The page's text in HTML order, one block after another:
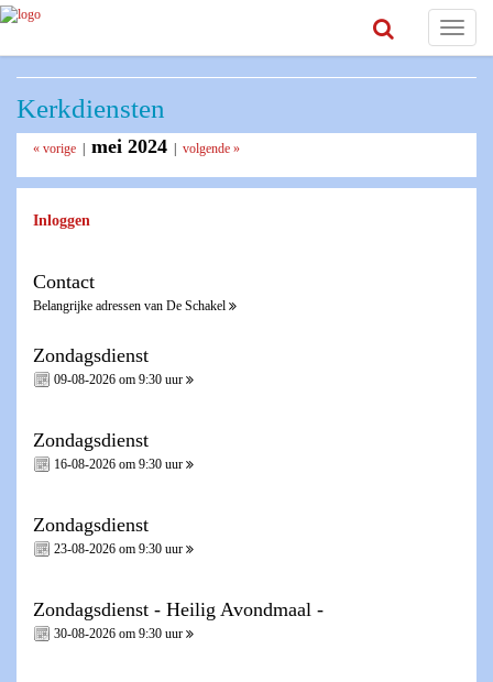
Toggle
Kerkdiensten
« vorige mei 2024 volgende »
Inloggen
Contact
Belangrijke adressen van De Schakel
Zondagsdienst
09-08-2026 om 9:30 uur
Zondagsdienst
16-08-2026 om 9:30 uur
Zondagsdienst
23-08-2026 om 9:30 uur
Zondagsdienst - Heilig Avondmaal -
30-08-2026 om 9:30 uur